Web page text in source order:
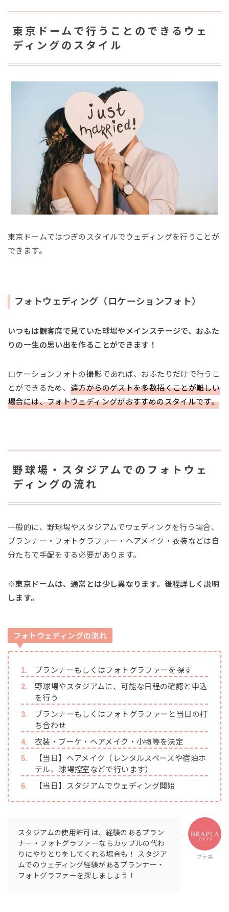
東京ドームで行うことのできるウェ
ディングのスタイル
東京ドームではつぎのスタイルでウェディングを行うことが
できます。
フォトウェディング（ロケーションフォト）
いつもは観客席で見ていた球場やメインステージで、おふた
りの一生の思い出を作ることができます！
ロケーションフォトの撮影であれば、おふたりだけで行うこ
とができるため、 遠方からのゲストを多数招くことが難しい
場合には、フォトウェディングがおすすめのスタイルです。
野球場・スタジアムでのフォトウェ
ディングの流れ
一般的に、野球場やスタジアムでウェディングを行う場合、
プランナー・フォトグラファー・ヘアメイク・衣装などは自
分たちで手配をする必要があります。
※東京ドームは、通常とは少し異なります。後程詳しく説明
します。
フォトウェディングの流れ
プランナーもしくはフォトグラファーを探す
野球場やスタジアムに、可能な日程の確認と申込
を行う
プランナーもしくはフォトグラファーと当日の打
ち合わせ
衣装・ブーケ・ヘアメイク・小物等を決定
【当日】ヘアメイク（レンタルスペースや宿泊ホ
テル、球場控室などで行います）
【当日】スタジアムでウェディング開始
ブラ美
スタジアムの使用許可は、経験のあるプラン
ナー・フォトグラファーならカップルの代わ
りにやりとりをしてくれる場合も！ スタジア
ムでのウェディング経験があるプランナー・
フォトグラファーを探しましょう！